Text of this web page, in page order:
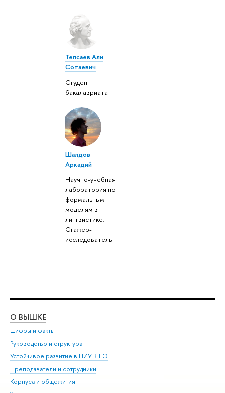
Тепсаев Али
Сотаевич
Студент
бакалавриата
Шалдов
Аркадий
Научно-учебная
лаборатория по
формальным
моделям в
лингвистике:
Стажер-
исследователь
О ВЫШКЕ
Цифры и факты
Руководство и структура
Устойчивое развитие в НИУ ВШЭ
Преподаватели и сотрудники
Корпуса и общежития